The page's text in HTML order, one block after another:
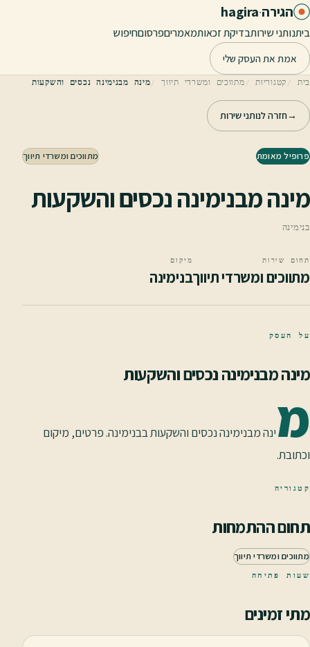
דלג לתוכן הראשי
הגירה·
hagira
ביתנותני שירותבדיקת זכאותמאמריםפרסוםחיפוש
אמת את העסק שלי
בית קטגוריות מתווכים ומשרדי תיווך מינה מבנימינה נכסים והשקעות
→חזרה לנותני שירות
פרופיל מאומת מתווכים ומשרדי תיווך
מינה מבנימינה נכסים והשקעות
בנימינה
תחום שירות
מתווכים ומשרדי תיווך
מיקום
בנימינה
על העסק
מינה מבנימינה נכסים והשקעות
מינה מבנימינה נכסים והשקעות בבנימינה. פרטים, מיקום
וכתובת.
קטגוריה
תחום ההתמחות
מתווכים ומשרדי תיווך
שעות פתיחה
מתי זמינים